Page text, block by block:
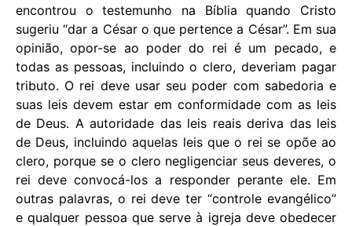
encontrou o testemunho na Bíblia quando Cristo
sugeriu “dar a César o que pertence a César”. Em sua
opinião, opor-se ao poder do rei é um pecado, e
todas as pessoas, incluindo o clero, deveriam pagar
tributo. O rei deve usar seu poder com sabedoria e
suas leis devem estar em conformidade com as leis
de Deus. A autoridade das leis reais deriva das leis
de Deus, incluindo aquelas leis que o rei se opõe ao
clero, porque se o clero negligenciar seus deveres, o
rei deve convocá-los a responder perante ele. Em
outras palavras, o rei deve ter “controle evangélico”
e qualquer pessoa que serve à igreja deve obedecer